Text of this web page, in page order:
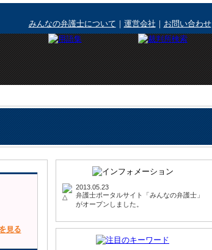
みんなの弁護士について ｜ 運営会社 ｜ お問い合わせ
2013.05.23
弁護士ポータルサイト「みんなの弁護士」
がオープンしました。